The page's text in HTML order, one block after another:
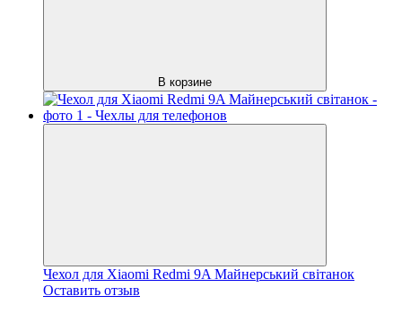
В корзине
Чехол для Xiaomi Redmi 9A Майнерський світанок
Оставить отзыв